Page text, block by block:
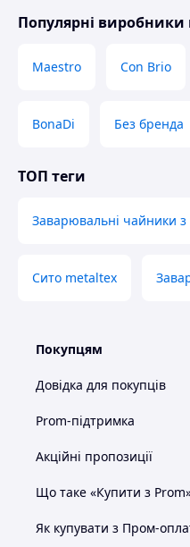
Популярні виробники
Maestro Con Brio
BonaDi Без бренда
ТОП теги
Заварювальні чайники з
Сито metaltex
Покупцям
Довідка для покупців
Prom-підтримка
Акційні пропозиції
Що таке «Купити з
Як купувати з Пром-